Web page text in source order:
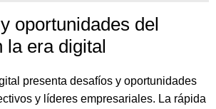
oportunidades del
la era digital
presenta desafíos y oportunidades
y líderes empresariales. La rápida